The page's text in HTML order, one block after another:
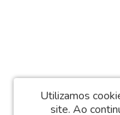
Utilizamos
site. Ao